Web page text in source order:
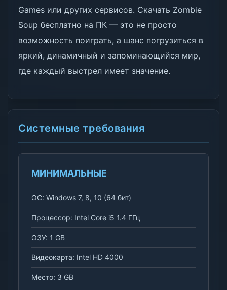
Games или других сервисов. Скачать Zombie
Soup бесплатно на ПК — это не просто
возможность поиграть, а шанс погрузиться в
яркий, динамичный и запоминающийся мир,
где каждый выстрел имеет значение.
Системные требования
МИНИМАЛЬНЫЕ
ОС: Windows 7, 8, 10 (64 бит)
Процессор: Intel Core i5 1.4 ГГц
ОЗУ: 1 GB
Видеокарта: Intel HD 4000
Место: 3 GB